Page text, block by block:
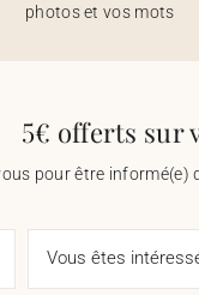
photos et vos mots
5€ offerts sur
pour être informé(e)